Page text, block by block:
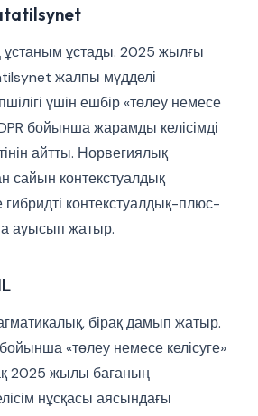
ұстаным ұстады. 2025 жылғы
жалпы мүдделі
үшін ешбір «төлеу немесе
бойынша жарамды келісімді
айтты. Норвегиялық
сайын контекстуалдық
контекстуалдық-плюс-
ауысып жатыр.
бірақ дамып жатыр.
«төлеу немесе келісуге»
2025 жылы бағаның
нұсқасы аясындағы